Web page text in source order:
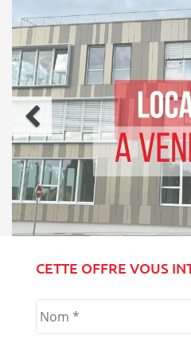
Précédent
CETTE OFFRE VOUS